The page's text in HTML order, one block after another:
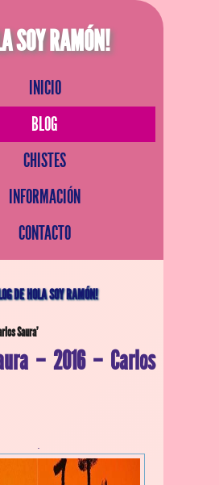
SOY RAMÓN!
INICIO
BLOG
CHISTES
INFORMACIÓN
CONTACTO
DE HOLA SOY RAMÓN!
Saura’
– 2016 – Carlos